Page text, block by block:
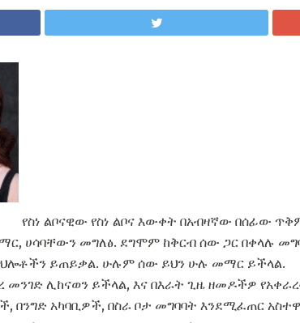
የስነ ልቦናዊው የስነ ልቦና እውቀት በአብዛኛው በሰፊው
ሀሳባቸውን መግለፅ. ደግሞም ከቅርብ ሰው ጋር በቀላሉ
ክህሎቶችን ይጠይቃል. ሁሉም ሰው ይህን ሁሉ መማር ይችላል.
መንገድ ሊከናወን ይችላል, እና በእራት ጊዜ ዘመዶችዎ
በንግድ አካባቢዎች, በስራ ቦታ መግባባት እንደሚፈጠር